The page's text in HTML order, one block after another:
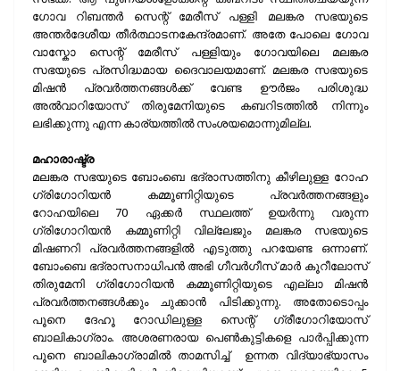
ഗോവ റിബന്തര്‍ സെന്റ് മേരീസ് പള്ളി മലങ്കര സഭയുടെ
അന്തര്‍ദേശീയ തീര്‍ത്ഥാടനകേന്ദ്രമാണ്. അതേ പോലെ ഗോവ
വാസ്കോ സെന്റ് മേരീസ് പള്ളിയും ഗോവയിലെ മലങ്കര
സഭയുടെ പ്രസിദ്ധമായ ദൈവാലയമാണ്. മലങ്കര സഭയുടെ
മിഷന്‍ പ്രവര്‍ത്തനങ്ങള്‍ക്ക് വേണ്ട ഊര്‍ജം പരിശുദ്ധ
അല്‍വാറിയോസ് തിരുമേനിയുടെ കബറിടത്തില്‍ നിന്നും
ലഭിക്കുന്നു എന്ന കാര്യത്തില്‍ സംശയമൊന്നുമില്ല.
മഹാരാഷ്ട്ര
മലങ്കര സഭയുടെ ബോംബെ ഭദ്രാസത്തിനു കീഴിലുള്ള റോഹ
ഗ്രിഗോറിയന്‍ കമ്മൂണിറ്റിയുടെ പ്രവര്‍ത്തനങ്ങളും
റോഹയിലെ 70 ഏക്കര്‍ സ്ഥലത്ത് ഉയര്‍ന്നു വരുന്ന
ഗ്രിഗോറിയന്‍ കമ്മൂണിറ്റി വില്ലേജും മലങ്കര സഭയുടെ
മിഷണറി പ്രവര്‍ത്തനങ്ങളില്‍ എടുത്തു പറയേണ്ട ഒന്നാണ്.
ബോംബെ ഭദ്രാസനാധിപന്‍ അഭി ഗീവര്‍ഗീസ് മാര്‍ കൂറീലോസ്
തിരുമേനി ഗ്രിഗോറിയന്‍ കമ്മൂണിറ്റിയുടെ എല്ലാ മിഷന്‍
പ്രവര്‍ത്തനങ്ങള്‍ക്കും ചുക്കാന്‍ പിടിക്കുന്നു. അതോടൊപ്പം
പൂനെ ദേഹൂ റോഡിലുള്ള സെന്റ് ഗ്രീഗോറിയോസ്
ബാലികാഗ്രാം. അശരണരായ പെണ്‍കുട്ടികളെ പാര്‍പ്പിക്കുന്ന
പൂനെ ബാലികാഗ്രാമില്‍ താമസിച്ച് ഉന്നത വിദ്യാഭ്യാസം